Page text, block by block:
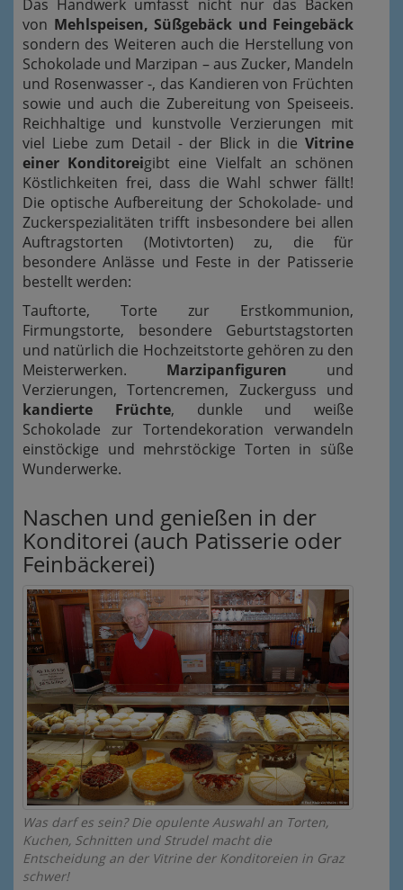
Das Handwerk umfasst nicht nur das Backen
von Mehlspeisen, Süßgebäck und Feingebäck
sondern des Weiteren auch die Herstellung von
Schokolade und Marzipan – aus Zucker, Mandeln
und Rosenwasser -, das Kandieren von Früchten
sowie und auch die Zubereitung von Speiseeis.
Reichhaltige und kunstvolle Verzierungen mit
viel Liebe zum Detail - der Blick in die Vitrine
einer Konditoreigibt eine Vielfalt an schönen
Köstlichkeiten frei, dass die Wahl schwer fällt!
Die optische Aufbereitung der Schokolade- und
Zuckerspezialitäten trifft insbesondere bei allen
Auftragstorten (Motivtorten) zu, die für
besondere Anlässe und Feste in der Patisserie
bestellt werden:
Tauftorte, Torte zur Erstkommunion,
Firmungstorte, besondere Geburtstagstorten
und natürlich die Hochzeitstorte gehören zu den
Meisterwerken. Marzipanfiguren und
Verzierungen, Tortencremen, Zuckerguss und
kandierte Früchte, dunkle und weiße
Schokolade zur Tortendekoration verwandeln
einstöckige und mehrstöckige Torten in süße
Wunderwerke.
Naschen und genießen in der
Konditorei (auch Patisserie oder
Feinbäckerei)
Was darf es sein? Die opulente Auswahl an Torten,
Kuchen, Schnitten und Strudel macht die
Entscheidung an der Vitrine der Konditoreien in Graz
schwer!